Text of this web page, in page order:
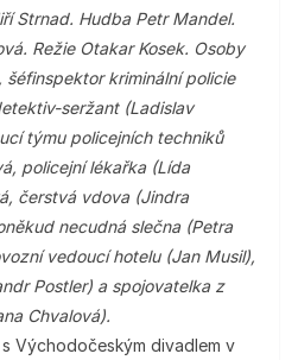
Strnad. Hudba Petr Mandel.
Režie Otakar Kosek. Osoby
šéfinspektor kriminální policie
seržant (Ladislav
týmu policejních techniků
policejní lékařka (Lída
čerstvá vdova (Jindra
necudná slečna (Petra
vedoucí hotelu (Jan Musil),
Postler) a spojovatelka z
Chvalová).
Východočeským divadlem v